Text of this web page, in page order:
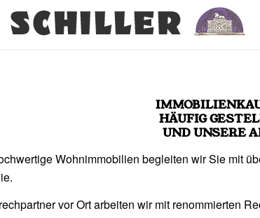
HÄUFIG
UND UNSERE
Wohnimmobilien begleiten wir Sie mit
vor Ort arbeiten wir mit renommierten